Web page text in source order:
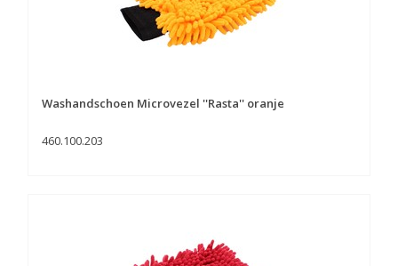
Washandschoen Microvezel ''Rasta'' oranje
460.100.203